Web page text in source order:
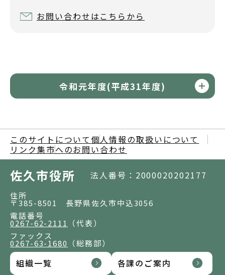
お問い合わせはこちらから
令和元年度(平成31年度)
このサイトについて 個人情報の取扱いについて
リンク集市へのお問い合わせ
佐久市役所 法人番号：2000020202177
住所
〒385-8501 長野県佐久市中込3056
電話番号
0267-62-2111
（代表）
ファックス
0267-63-1680 （総務部）
組織一覧 各課のご案内